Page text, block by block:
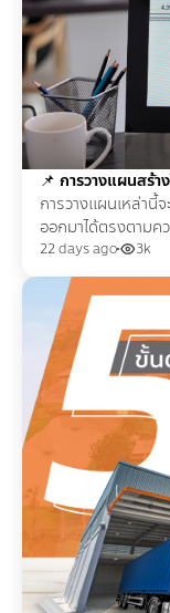
📌 การวางแผนสร้า
การวางแผนเหล่านี้
ออกมาได้ตรงตามค
22 days ago 3k